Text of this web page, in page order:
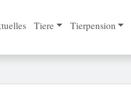
Tiere Tierpension